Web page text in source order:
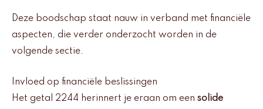
Deze boodschap staat nauw in verband met financiële
aspecten, die verder onderzocht worden in de
volgende sectie.
Invloed op financiële beslissingen
Het getal 2244 herinnert je eraan om een solide